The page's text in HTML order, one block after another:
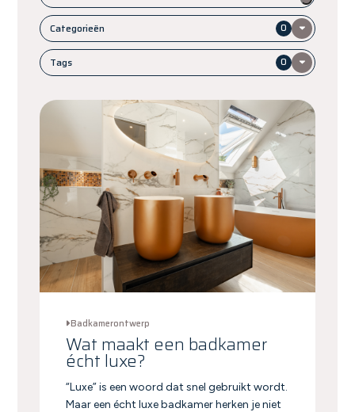
Categorieën 0
Tags 0
Badkamerontwerp
Wat maakt een badkamer
écht luxe?
“Luxe” is een woord dat snel gebruikt wordt.
Maar een écht luxe badkamer herken je niet